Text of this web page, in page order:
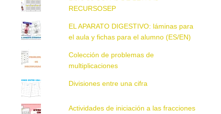
RECURSOSEP
EL APARATO DIGESTIVO: láminas para
el aula y fichas para el alumno (ES/EN)
Colección de problemas de
multiplicaciones
Divisiones entre una cifra
Actividades de iniciación a las fracciones